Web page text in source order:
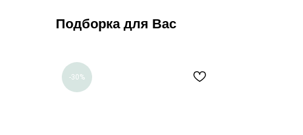
Подборка для Вас
-30%